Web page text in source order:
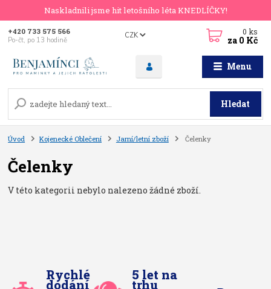
Naskladnili jsme hit letošního léta KNEDLÍČKY!
Menu
CZK
Hledat
+420 733 575 566
Po-čt, po 13 hodině
0ks
za 0 Kč
Úvod Kojenecké Oblečení Jarní/letní zboží Čelenky
Čelenky
V této kategorii nebylo nalezeno žádné zboží.
Rychlé
dodání
5 let na
trhu